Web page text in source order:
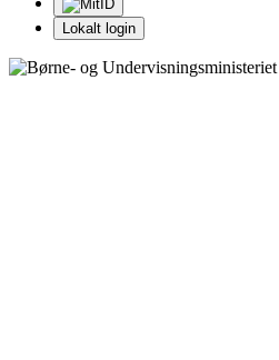
Lokalt login